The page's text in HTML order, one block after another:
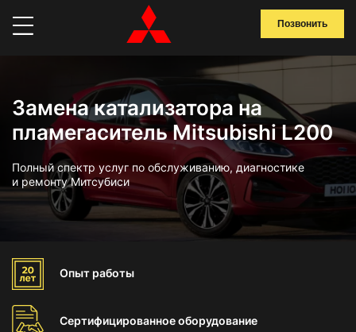
Позвонить
Замена катализатора на
пламегаситель Mitsubishi L200
Полный спектр услуг по обслуживанию, диагностике
и ремонту Митсубиси
Опыт работы
Сертифицированноеоборудование